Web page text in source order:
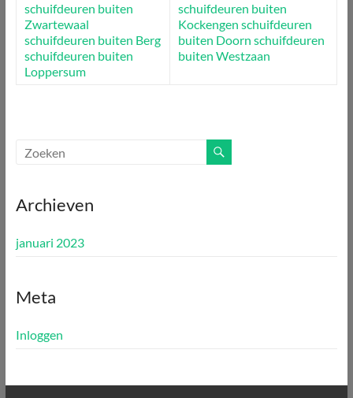
schuifdeuren buiten
Zwartewaal
schuifdeuren buiten Berg
schuifdeuren buiten
Loppersum
schuifdeuren buiten
Kockengen schuifdeuren
buiten Doorn schuifdeuren
buiten Westzaan
Archieven
januari 2023
Meta
Inloggen